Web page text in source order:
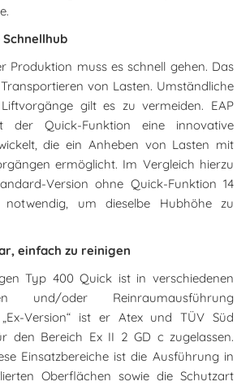
Produktion muss es schnell gehen. Das
von Lasten. Umständliche
gilt es zu vermeiden. EAP
Quick-Funktion eine innovative
die ein Anheben von Lasten mit
ermöglicht. Im Vergleich hierzu
Version ohne Quick-Funktion 14
notwendig, um dieselbe Hubhöhe zu
einfach zu reinigen
Typ 400 Quick ist in verschiedenen
und/oder Reinraumausführung
Version“ ist er Atex und TÜV Süd
den Bereich Ex II 2 GD c zugelassen.
Einsatzbereiche ist die Ausführung in
Oberflächen sowie die Schutzart